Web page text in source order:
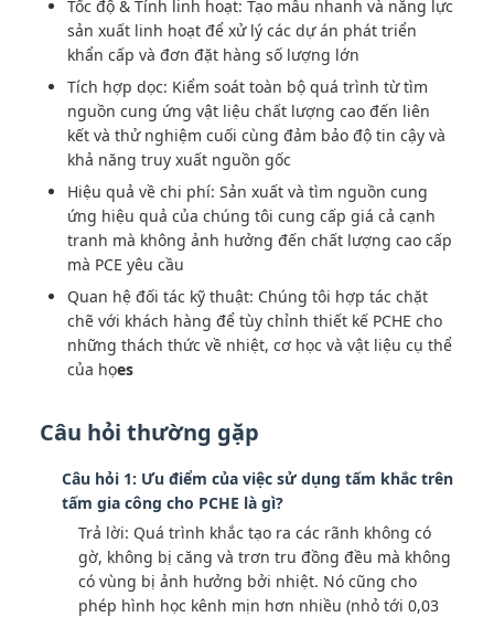
Tốc độ & Tính linh hoạt: Tạo mẫu nhanh và năng lực
sản xuất linh hoạt để xử lý các dự án phát triển
khẩn cấp và đơn đặt hàng số lượng lớn
Tích hợp dọc: Kiểm soát toàn bộ quá trình từ tìm
nguồn cung ứng vật liệu chất lượng cao đến liên
kết và thử nghiệm cuối cùng đảm bảo độ tin cậy và
khả năng truy xuất nguồn gốc
Hiệu quả về chi phí: Sản xuất và tìm nguồn cung
ứng hiệu quả của chúng tôi cung cấp giá cả cạnh
tranh mà không ảnh hưởng đến chất lượng cao cấp
mà PCE yêu cầu
Quan hệ đối tác kỹ thuật: Chúng tôi hợp tác chặt
chẽ với khách hàng để tùy chỉnh thiết kế PCHE cho
những thách thức về nhiệt, cơ học và vật liệu cụ thể
của họes
Câu hỏi thường gặp
Câu hỏi 1: Ưu điểm của việc sử dụng tấm khắc trên
tấm gia công cho PCHE là gì?
Trả lời: Quá trình khắc tạo ra các rãnh không có
gờ, không bị căng và trơn tru đồng đều mà không
có vùng bị ảnh hưởng bởi nhiệt. Nó cũng cho
phép hình học kênh mịn hơn nhiều (nhỏ tới 0,03